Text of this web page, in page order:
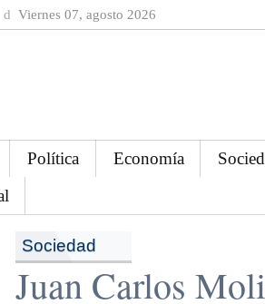
Viernes 07, agosto 2026
Política Economía
Sociedad
Juan Carlos